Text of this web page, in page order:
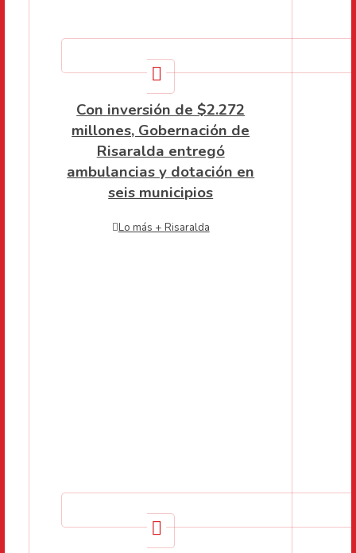
Con inversión de $2.272
millones, Gobernación de
Risaralda entregó
ambulancias y dotación en
seis municipios
Lo más + Risaralda